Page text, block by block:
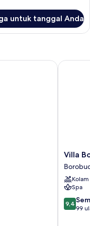
untuk tanggal Anda
Villa
Resort
Villa
Spa
9.4
dari
9,4
99
Villa